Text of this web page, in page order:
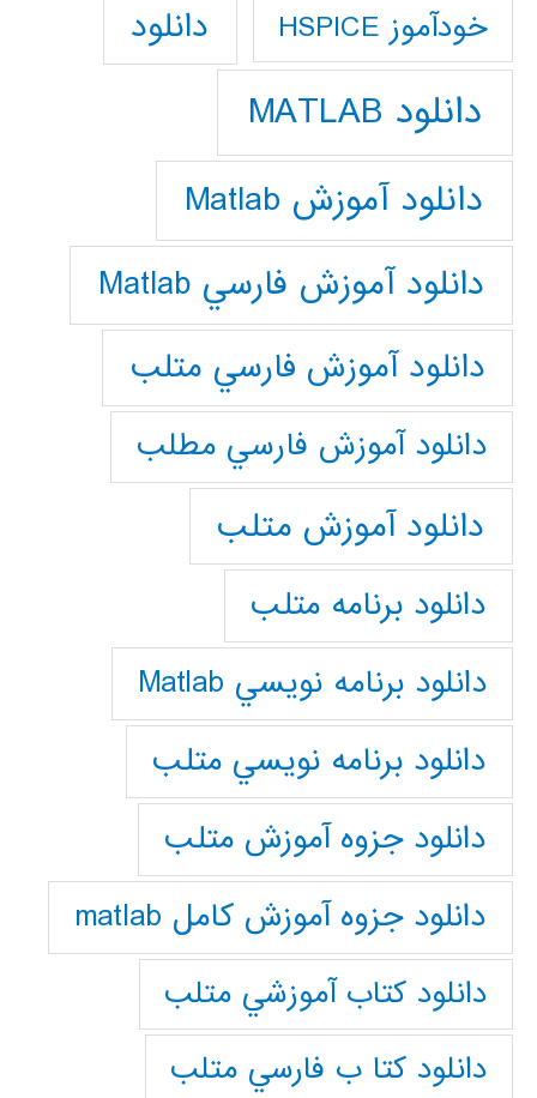
خودآموز HSPICE دانلود
دانلود MATLAB
دانلود آموزش Matlab
دانلود آموزش فارسي Matlab
دانلود آموزش فارسي متلب
دانلود آموزش فارسي مطلب
دانلود آموزش متلب
دانلود برنامه متلب
دانلود برنامه نويسي Matlab
دانلود برنامه نويسي متلب
دانلود جزوه آموزش متلب
دانلود جزوه آموزش کامل matlab
دانلود كتاب آموزشي متلب
دانلود كتا ب فارسي متلب